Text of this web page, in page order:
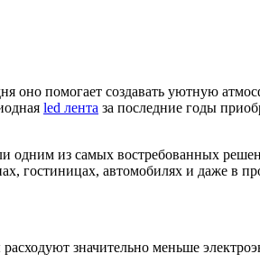
помогает создавать уютную
led лента за последние годы
одним из самых востребованных
гостиницах, автомобилях и даже в
значительно меньше